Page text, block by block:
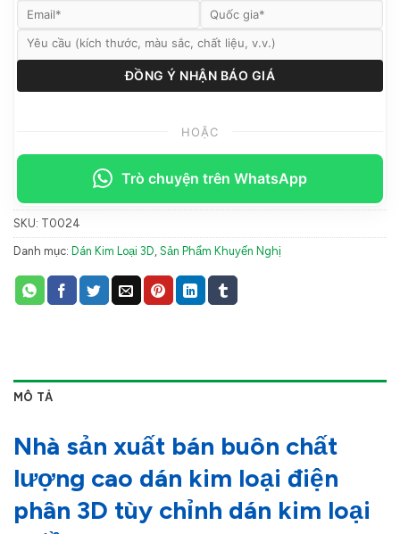
HOẶC
Trò chuyện trên WhatsApp
SKU: T0024
Danh mục: Dán Kim Loại 3D Sản Phẩm Khuyến Nghị
MÔ TẢ
Nhà sản xuất bán buôn chất
lượng cao dán kim loại điện
phân 3D tùy chỉnh dán kim loại